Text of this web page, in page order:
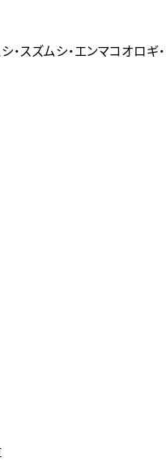
・スズムシ・エンマコオロギ